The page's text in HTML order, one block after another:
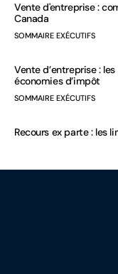
Vente d'entreprise :
Canada
SOMMAIRE EXÉCUTIFS
Vente d’entreprise :
économies d’impôt
SOMMAIRE EXÉCUTIFS
Recours ex parte : les